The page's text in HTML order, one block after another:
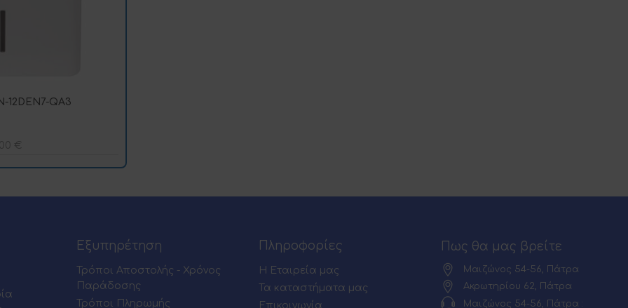
12DEN7-QA3
€
Εξυπηρέτηση
Τρόποι Αποστολής - Χρόνος
Παράδοσης
Τρόποι Πληρωμής
Πληροφορίες
Η Εταιρεία μας
Τα καταστήματα μας
Επικοινωνία
Πως θα μας βρείτε
Μαιζώνος 54-56, Πάτρα
Ακρωτηρίου 62, Πάτρα
Μαιζώνος 54-56, Πάτρα :